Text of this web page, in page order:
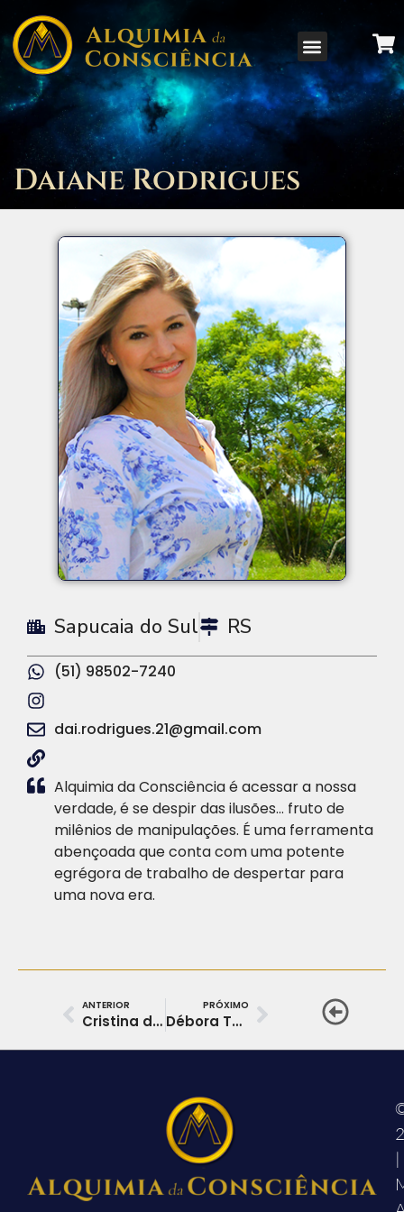
Daiane Rodrigues
Sapucaia do Sul RS
(51) 98502-7240
dai.rodrigues.21@gmail.com
Alquimia da Consciência é acessar a nossa
verdade, é se despir das ilusões… fruto de
milênios de manipulações. É uma ferramenta
abençoada que conta com uma potente
egrégora de trabalho de despertar para
uma nova era.
ANTERIOR
Cristina da Costa
PRÓXIMO
Débora Tavares da Silva
|